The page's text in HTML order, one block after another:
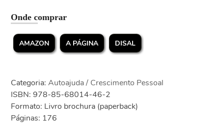
Onde comprar
AMAZON A PÁGINA DISAL
Categoria: Autoajuda / Crescimento Pessoal
ISBN: 978-85-68014-46-2
Formato: Livro brochura (paperback)
Páginas: 176